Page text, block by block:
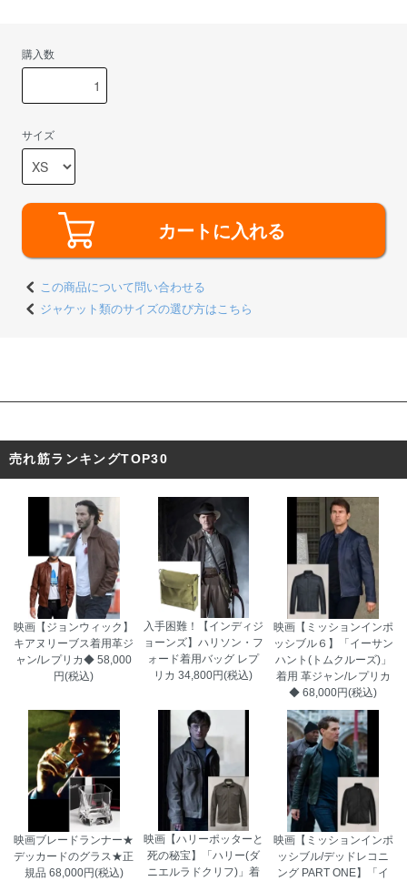
すぎて使うのがもったいないです。」
購入数
サイズ
カートに入れる
この商品について問い合わせる
ジャケット類のサイズの選び方はこちら
売れ筋ランキングTOP30
映画【ジョンウィック】
キアヌリーブス着用革ジ
ャン/レプリカ◆ 58,000
円(税込)
入手困難！【インディジ
ョーンズ】ハリソン・フ
ォード着用バッグ レプ
リカ 34,800円(税込)
映画【ミッションインポ
ッシブル６】「イーサン
ハント(トムクルーズ)」
着用 革ジャン/レプリカ
◆ 68,000円(税込)
映画ブレードランナー★
デッカードのグラス★正
規品 68,000円(税込)
映画【ハリーポッターと
死の秘宝】「ハリー(ダ
ニエルラドクリフ)」着
映画【ミッションインポ
ッシブル/デッドレコニ
ング PART ONE】「イ